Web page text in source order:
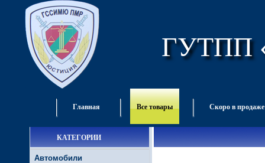
ГУТПП
Главная Все товары Скоро в продаже
КАТЕГОРИИ
Автомобили